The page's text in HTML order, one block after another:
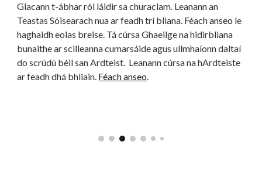
Glacann t-ábhar ról láidir sa churaclam. Leanann an
Teastas Sóisearach nua ar feadh trí bliana. Féach anseo le
haghaidh eolas breise. Tá cúrsa Ghaeilge na hidirbliana
bunaithe ar scilleanna cumarsáide agus ullmhaíonn daltaí
do scrúdú béil san Ardteist.  Leanann cúrsa na hArdteiste
ar feadh dhá bhliain. Féach anseo.